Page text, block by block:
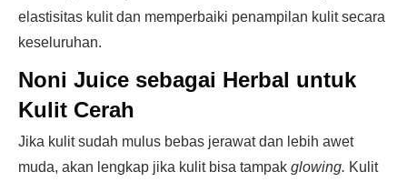
elastisitas kulit dan memperbaiki penampilan kulit secara
keseluruhan.
Noni Juice sebagai Herbal untuk
Kulit Cerah
Jika kulit sudah mulus bebas jerawat dan lebih awet
muda, akan lengkap jika kulit bisa tampak glowing. Kulit